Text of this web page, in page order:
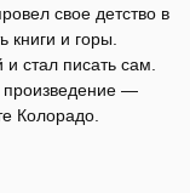
свое детство в
книги и горы.
стал писать сам.
произведение —
Колорадо.